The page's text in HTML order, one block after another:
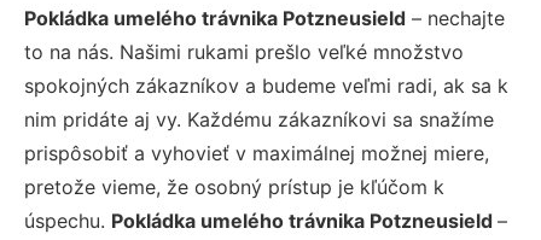
Pokládka umelého trávnika Potzneusield – nechajte
to na nás. Našimi rukami prešlo veľké množstvo
spokojných zákazníkov a budeme veľmi radi, ak sa k
nim pridáte aj vy. Každému zákazníkovi sa snažíme
prispôsobiť a vyhovieť v maximálnej možnej miere,
pretože vieme, že osobný prístup je kľúčom k
úspechu. Pokládka umelého trávnika Potzneusield –